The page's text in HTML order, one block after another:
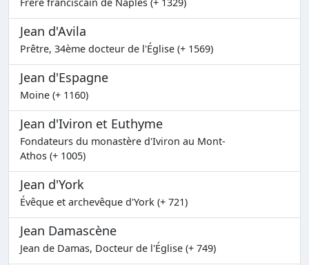
Jean d'Avila
Prêtre, 34ème docteur de l'Église (+ 1569)
Jean d'Espagne
Moine (+ 1160)
Jean d'Iviron et Euthyme
Fondateurs du monastère d'Iviron au Mont-
Athos (+ 1005)
Jean d'York
Évêque et archevêque d'York (+ 721)
Jean Damascène
Jean de Damas, Docteur de l'Église (+ 749)